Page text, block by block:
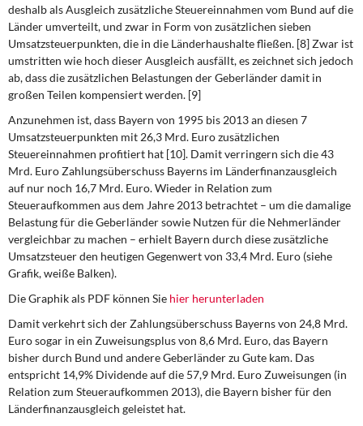
deshalb als Ausgleich zusätzliche Steuereinnahmen vom Bund auf die
Länder umverteilt, und zwar in Form von zusätzlichen sieben
Umsatzsteuerpunkten, die in die Länderhaushalte fließen. [8] Zwar ist
umstritten wie hoch dieser Ausgleich ausfällt, es zeichnet sich jedoch
ab, dass die zusätzlichen Belastungen der Geberländer damit in
großen Teilen kompensiert werden. [9]
Anzunehmen ist, dass Bayern von 1995 bis 2013 an diesen 7
Umsatzsteuerpunkten mit 26,3 Mrd. Euro zusätzlichen
Steuereinnahmen profitiert hat [10]. Damit verringern sich die 43
Mrd. Euro Zahlungsüberschuss Bayerns im Länderfinanzausgleich
auf nur noch 16,7 Mrd. Euro. Wieder in Relation zum
Steueraufkommen aus dem Jahre 2013 betrachtet – um die damalige
Belastung für die Geberländer sowie Nutzen für die Nehmerländer
vergleichbar zu machen – erhielt Bayern durch diese zusätzliche
Umsatzsteuer den heutigen Gegenwert von 33,4 Mrd. Euro (siehe
Grafik, weiße Balken).
Die Graphik als PDF können Sie hier herunterladen
Damit verkehrt sich der Zahlungsüberschuss Bayerns von 24,8 Mrd.
Euro sogar in ein Zuweisungsplus von 8,6 Mrd. Euro, das Bayern
bisher durch Bund und andere Geberländer zu Gute kam. Das
entspricht 14,9% Dividende auf die 57,9 Mrd. Euro Zuweisungen (in
Relation zum Steueraufkommen 2013), die Bayern bisher für den
Länderfinanzausgleich geleistet hat.